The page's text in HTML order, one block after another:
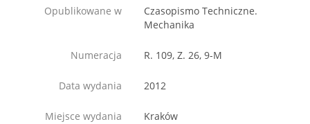
Opublikowane w
Czasopismo Techniczne.
Mechanika
Numeracja R. 109, Z. 26, 9-M
Data wydania 2012
Miejsce wydania Kraków